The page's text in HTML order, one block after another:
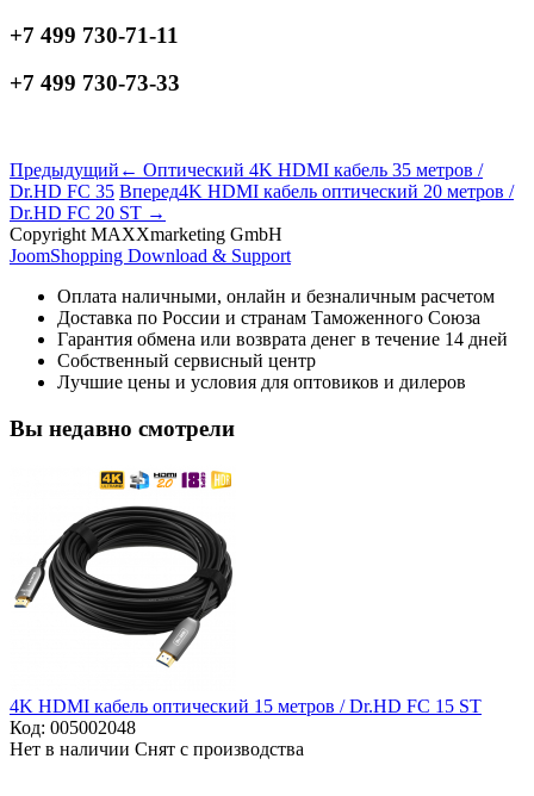
+7 499 730-71-11
+7 499 730-73-33
Предыдущий ← Оптический 4K HDMI кабель 35 метров /
Dr.HD FC 35 Вперед4K HDMI кабель оптический 20 метров /
Dr.HD FC 20 ST →
Copyright MAXXmarketing GmbH
JoomShopping Download & Support
Оплата наличными, онлайн и безналичным расчетом
Доставка по России и странам Таможенного Союза
Гарантия обмена или возврата денег в течение 14 дней
Собственный сервисный центр
Лучшие цены и условия для оптовиков и дилеров
Вы недавно смотрели
4K HDMI кабель оптический 15 метров / Dr.HD FC 15 ST
Код: 005002048
Нет в наличии Снят с производства